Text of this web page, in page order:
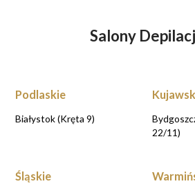
ZASTANAWIASZ SIĘ NAD
Salony
Podlaskie
Białystok (Kręta 9)
22/11)
Śląskie